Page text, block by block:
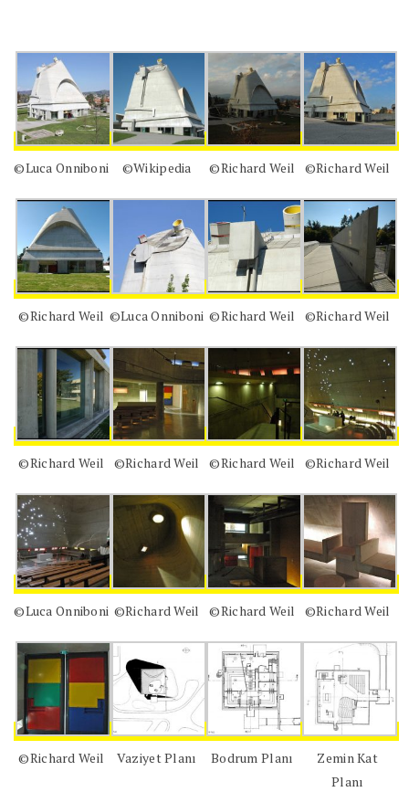
©Luca Onniboni ©Wikipedia ©Richard Weil ©Richard Weil
©Richard Weil ©Luca Onniboni ©Richard Weil ©Richard Weil
©Richard Weil ©Richard Weil ©Richard Weil ©Richard Weil
©Luca Onniboni ©Richard Weil ©Richard Weil ©Richard Weil
©Richard Weil Vaziyet Planı Bodrum Planı
Zemin Kat
Planı